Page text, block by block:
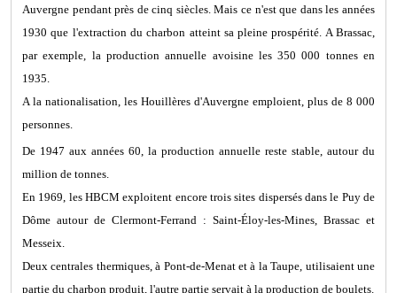
Auvergne pendant près de cinq siècles. Mais ce n'est que dans les années
1930 que l'extraction du charbon atteint sa pleine prospérité. A Brassac,
par exemple, la production annuelle avoisine les 350 000 tonnes en
1935.
A la nationalisation, les Houillères d'Auvergne emploient, plus de 8 000
personnes.
De 1947 aux années 60, la production annuelle reste stable, autour du
million de tonnes.
En 1969, les HBCM exploitent encore trois sites dispersés dans le Puy de
Dôme autour de Clermont-Ferrand : Saint-Éloy-les-Mines, Brassac et
Messeix.
Deux centrales thermiques, à Pont-de-Menat et à la Taupe, utilisaient une
partie du charbon produit, l'autre partie servait à la production de boulets.